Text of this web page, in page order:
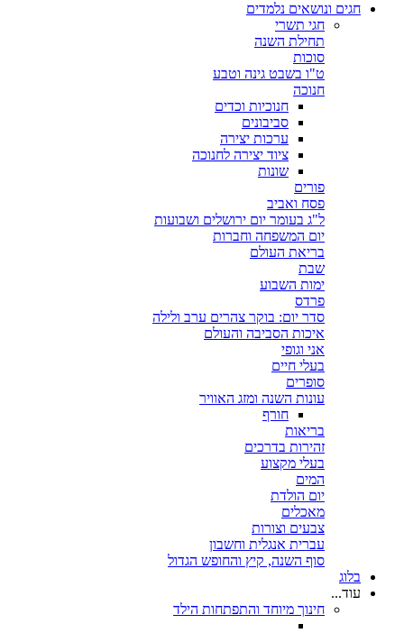
חגים ונושאים נלמדים
חגי תשרי
תחילת השנה
סוכות
ט"ו בשבט גינה וטבע
חנוכה
חנוכיות וכדים
סביבונים
ערכות יצירה
ציוד יצירה לחנוכה
שונות
פורים
פסח ואביב
ל"ג בעומר יום ירושלים ושבועות
יום המשפחה וחברות
בריאת העולם
שבת
ימות השבוע
פרדס
סדר יום: בוקר צהרים ערב ולילה
איכות הסביבה והעולם
אני וגופי
בעלי חיים
סופרים
עונות השנה ומזג האוויר
חורף
בריאות
זהירות בדרכים
בעלי מקצוע
המים
יום הולדת
מאכלים
צבעים וצורות
עברית אנגלית וחשבון
סוף השנה, קיץ והחופש הגדול
בלוג
עוד...
חינוך מיוחד והתפתחות הילד